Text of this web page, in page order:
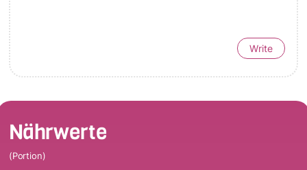
Write
Nährwerte
(Portion)